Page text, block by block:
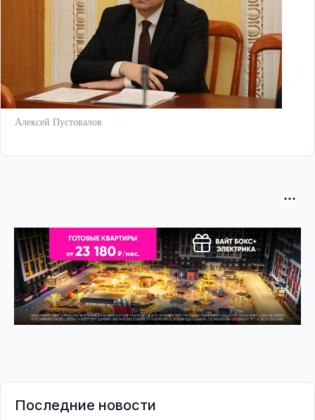
Алексей Пустовалов
Последние новости